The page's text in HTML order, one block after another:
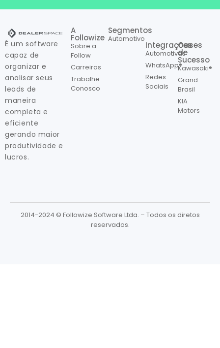
É um software
capaz de
organizar e
analisar seus
leads de
maneira
completa e
eficiente
gerando maior
produtividade e
lucros.
A
Followize
Sobre a
Follow
Carreiras
Trabalhe
Conosco
Segmentos
Automotivo
Integrações
Automotivas
WhatsApp®
Redes
Sociais
Cases
de
Sucesso
Kawasaki®
Grand
Brasil
KIA
Motors
2014-2024 © Followize Software Ltda. – Todos os diretos
reservados.